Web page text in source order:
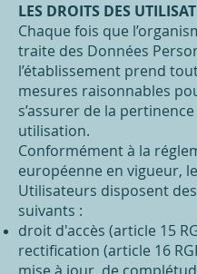
LES DROITS DES
Chaque fois que
traite des Données
l’établissement prend
mesures raisonnables
s’assurer de la
utilisation.
Conformément à la
européenne en vigueur,
Utilisateurs disposent
suivants :
droit d'accès (article 15
rectification (article 16